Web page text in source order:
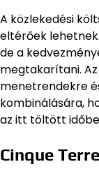
A közlekedési
eltérőek
de a
megtakarítani.
menetrendekre
kombinálására,
az itt töltött
Cinque